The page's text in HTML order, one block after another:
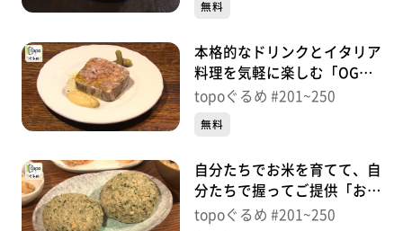
め】
無料
本格的なドリンクとイタリア
料理を気軽に楽しむ「OGGI
DOMANI」（青葉区中央）＃
topoぐるめ #201~250
無料
自分たちでお米を育てて、自
分たちで握ってご提供「お米
のトリコ」（青葉区広瀬町）
topoぐるめ #201~250